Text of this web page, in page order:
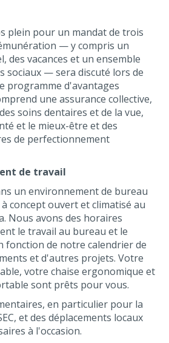
plein pour un mandat de trois
— y compris un
des vacances et un ensemble
sociaux — sera discuté lors de
programme d'avantages
une assurance collective,
soins dentaires et de la vue,
et le mieux-être et des
de perfectionnement
de travail
un environnement de bureau
concept ouvert et climatisé au
Nous avons des horaires
le travail au bureau et le
fonction de notre calendrier de
et d'autres projets. Votre
votre chaise ergonomique et
sont prêts pour vous.
en particulier pour la
et des déplacements locaux
à l'occasion.